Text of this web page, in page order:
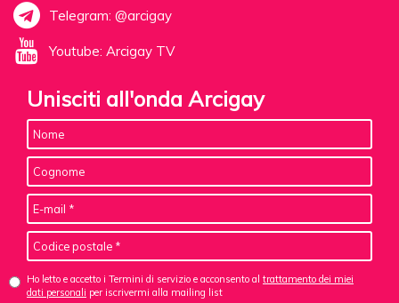
Telegram: @arcigay
Youtube: Arcigay TV
Unisciti all'onda Arcigay
Ho letto e accetto i Termini di servizio e acconsento al trattamento dei miei
dati personali per iscrivermi alla mailing list